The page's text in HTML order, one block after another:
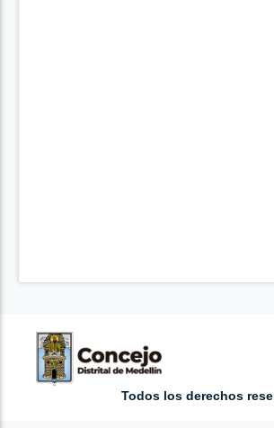
Todos los derechos